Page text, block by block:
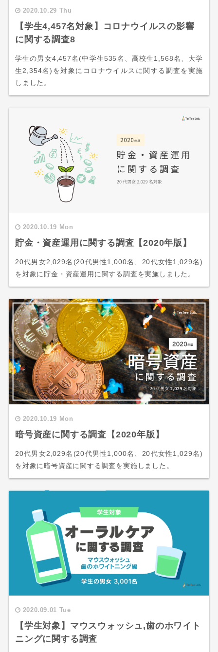
2020.10.29 Thu
【学生4,457名対象】コロナウイルスの影響
に関する調査8
学生の男女4,457名(中学生535名、高校生1,568名、大学
生2,354名)を対象にコロナウイルスに関する調査を実施
しました。
2020.10.19 Mon
貯金・資産運用に関する調査【2020年版】
20代男女2,029名(20代男性1,000名、20代女性1,029名)
を対象に貯金・資産運用に関する調査を実施しました。
2020.10.19 Mon
暗号資産に関する調査【2020年版】
20代男女2,029名(20代男性1,000名、20代女性1,029名)
を対象に暗号資産に関する調査を実施しました。
2020.09.01 Tue
【学生対象】マウスウォッシュ,歯のホワイト
ニングに関する調査